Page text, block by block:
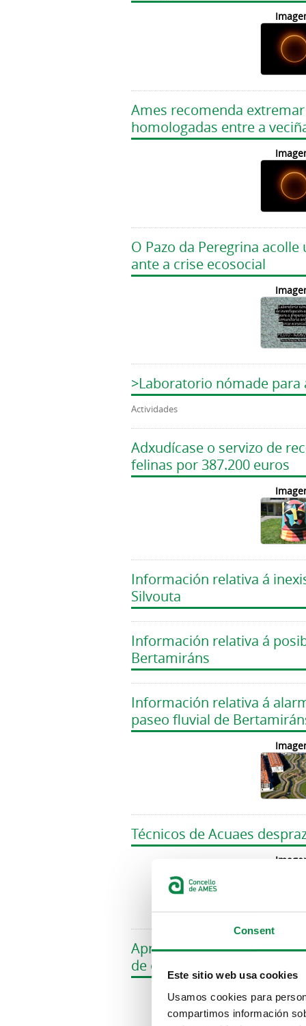
Consent
Este sitio web usa cookies
Usamos cookies para
compartimos información
Ames recomenda
homologadas entre a
O Pazo da Peregrina
ante a crise ecosocial
>Laboratorio nómade
Actividades
Adxudícase o servizo de
felinas por 387.200 euros
Información relativa á
Silvouta
Información relativa á
Bertamiráns
Información relativa á
paseo fluvial de
Técnicos de Acuaes
Apróbase a licitación dos
de colonias felinas por